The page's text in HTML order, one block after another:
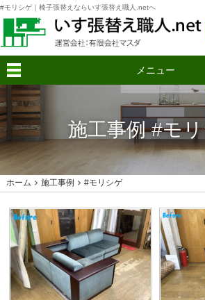
#モリシゲ｜椅子張替えならいす張替え職人.netへ
メニュー
施工事例 #モ
ホーム 施工事例 #モリシゲ